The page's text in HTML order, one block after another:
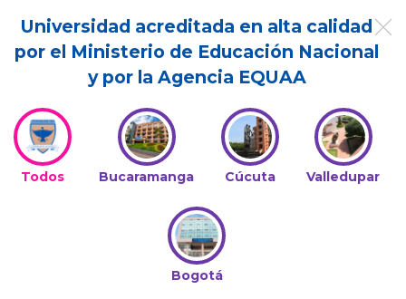
Universidad acreditada en alta calidad
por el Ministerio de Educación Nacional
y por la Agencia EQUAA
Todos Bucaramanga Cúcuta Valledupar
Bogotá